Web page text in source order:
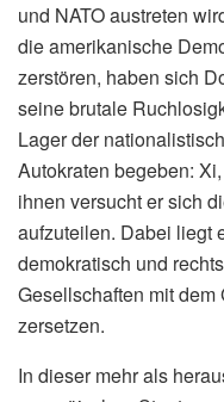
und NATO austreten
die amerikanische
zerstören, haben sich
seine brutale
Lager der
Autokraten begeben:
ihnen versucht er sich
aufzuteilen. Dabei liegt
demokratisch und
Gesellschaften mit dem
zersetzen.
In dieser mehr als